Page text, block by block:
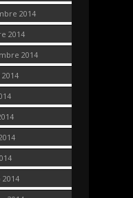
2014
2014
2014